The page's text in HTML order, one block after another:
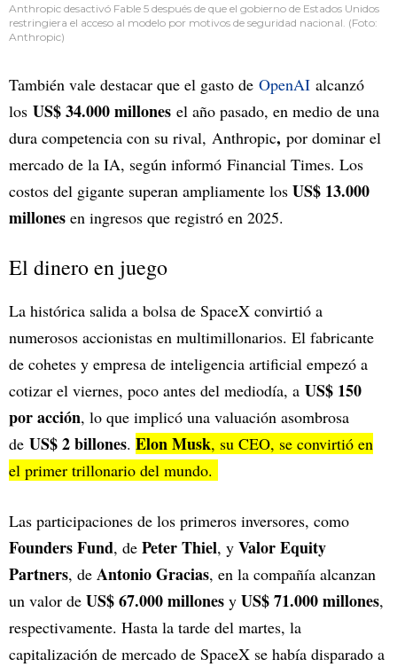
Anthropic desactivó Fable 5 después de que el gobierno de Estados Unidos
restringiera el acceso al modelo por motivos de seguridad nacional. (Foto:
Anthropic)
También vale destacar que el gasto de OpenAI alcanzó
los US$ 34.000 millones el año pasado, en medio de una
dura competencia con su rival, Anthropic, por dominar el
mercado de la IA, según informó Financial Times. Los
costos del gigante superan ampliamente los US$ 13.000
millones en ingresos que registró en 2025.
El dinero en juego
La histórica salida a bolsa de SpaceX convirtió a
numerosos accionistas en multimillonarios. El fabricante
de cohetes y empresa de inteligencia artificial empezó a
cotizar el viernes, poco antes del mediodía, a US$ 150
por acción, lo que implicó una valuación asombrosa
de US$ 2 billones. Elon Musk, su CEO, se convirtió en
el primer trillonario del mundo.
Las participaciones de los primeros inversores, como
Founders Fund, de Peter Thiel, y Valor Equity
Partners, de Antonio Gracias, en la compañía alcanzan
un valor de US$ 67.000 millones y US$ 71.000 millones,
respectivamente. Hasta la tarde del martes, la
capitalización de mercado de SpaceX se había disparado a